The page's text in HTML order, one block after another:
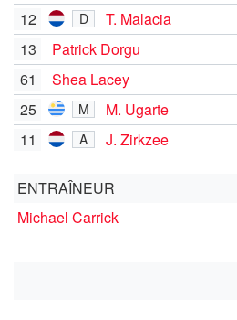
12
D
T. Malacia
13
Patrick Dorgu
61
Shea Lacey
25
M
M. Ugarte
11
A J. Zirkzee
ENTRAÎNEUR
Michael Carrick